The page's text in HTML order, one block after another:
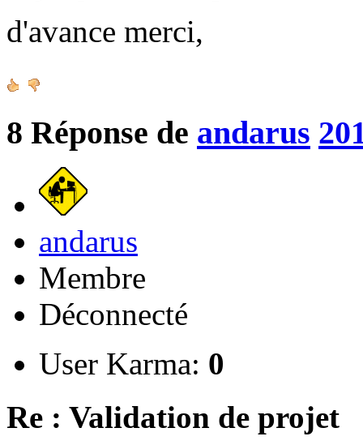
d'avance merci,
8 Réponse de andarus
andarus
Membre
Déconnecté
User Karma: 0
Re : Validation de projet